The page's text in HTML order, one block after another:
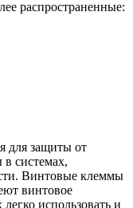
распространенные:
для защиты от
системах,
Винтовые клеммы
винтовое
использовать и